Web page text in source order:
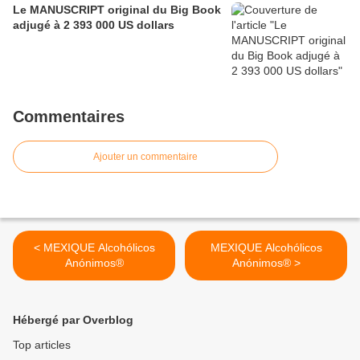
Le MANUSCRIPT original du Big Book
adjugé à 2 393 000 US dollars
Commentaires
Ajouter un commentaire
< MEXIQUE Alcohólicos
Anónimos®
MEXIQUE Alcohólicos
Anónimos® >
Hébergé par Overblog
Top articles